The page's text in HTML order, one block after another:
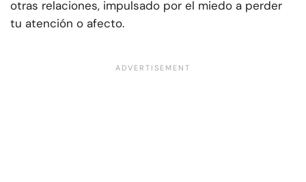
otras relaciones, impulsado por el miedo a perder
tu atención o afecto.